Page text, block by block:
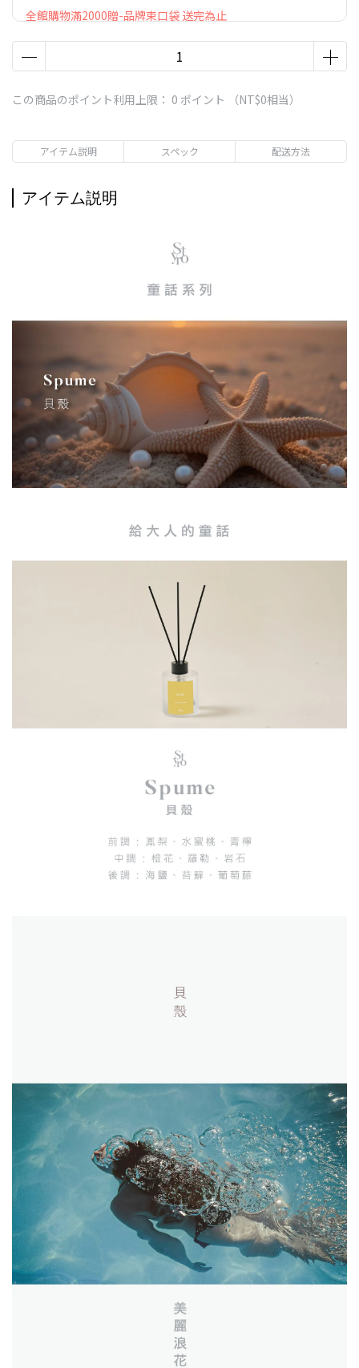
全館購物滿2000贈-品牌束口袋 送完為止
この商品のポイント利用上限： 0 ポイント （NT$0相当）
アイテム説明 スペック 配送方法
アイテム説明